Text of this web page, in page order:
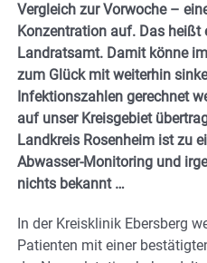
Vergleich zur Vorwoche –
Konzentration auf. Das
Landratsamt. Damit könne
zum Glück mit weiterhin
Infektionszahlen gerechnet
auf unser Kreisgebiet
Landkreis Rosenheim ist zu
Abwasser-Monitoring und
nichts bekannt …
In der Kreisklinik Ebersberg
Patienten mit einer